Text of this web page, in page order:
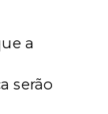
a
serão